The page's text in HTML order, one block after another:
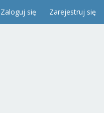
Zaloguj się Zarejestruj się